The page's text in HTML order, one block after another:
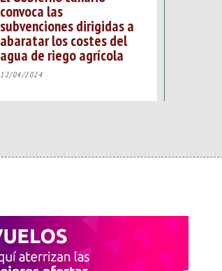
convoca las
subvenciones dirigidas a
abaratar los costes del
agua de riego agrícola
12/04/2024